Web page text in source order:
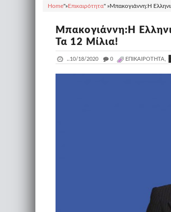
Home"»Επικαιρότητα" »Μπακογιάννη:Η
Μπακογιάννη:Η
Τα 12 Μίλια!
..10/18/2020 _ 0 ΕΠΙΚΑΙΡΌΤΗΤΑ,